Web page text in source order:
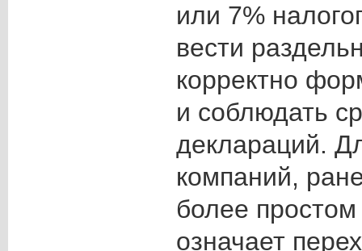
или 7%
вести
корректно
и соблюдать
деклараций.
компаний,
более
означает